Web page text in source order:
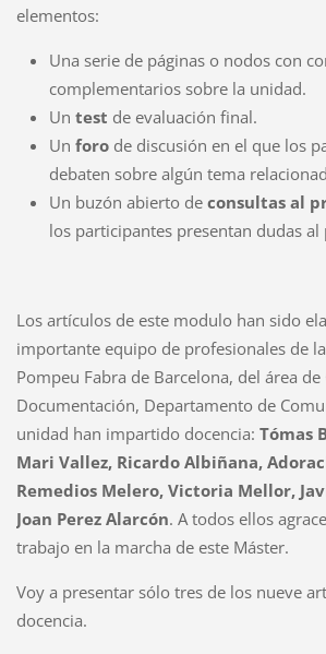
elementos:
Una serie de páginas o nodos con
complementarios sobre la unidad.
Un test de evaluación final.
Un forode discusión en el que los
debaten sobre algún tema
Un buzón abierto de consultas al
los participantes presentan dudas
Los artículos de este modulo han sido
importante equipo de profesionales de
Pompeu Fabra de Barcelona, del área de
Documentación, Departamento de
unidad han impartido docencia: Tómas
Mari Vallez, Ricardo Albiñana,
Remedios Melero, Victoria Mellor,
Joan Perez Alarcón. A todos ellos
trabajo en la marcha de este Máster.
Voy a presentar sólo tres de los nueve
docencia.